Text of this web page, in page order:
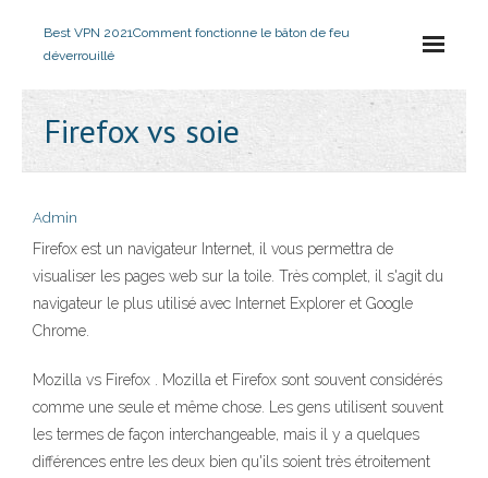
Best VPN 2021Comment fonctionne le bâton de feu
déverrouillé
Firefox vs soie
Admin
Firefox est un navigateur Internet, il vous permettra de
visualiser les pages web sur la toile. Très complet, il s'agit du
navigateur le plus utilisé avec Internet Explorer et Google
Chrome.
Mozilla vs Firefox . Mozilla et Firefox sont souvent considérés
comme une seule et même chose. Les gens utilisent souvent
les termes de façon interchangeable, mais il y a quelques
différences entre les deux bien qu'ils soient très étroitement